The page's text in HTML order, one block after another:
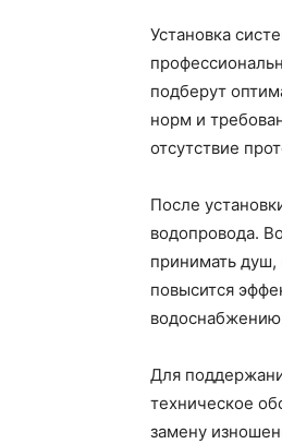
Установка
подберут
норм и
отсутствие
После
водопровода.
принимать душ,
повысится
Для
техническое
замену